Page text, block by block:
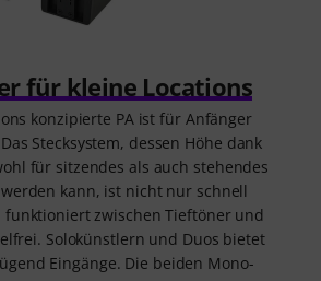
für kleine Locations
konzipierte PA ist für Anfänger
Stecksystem, dessen Höhe dank
für sitzendes als auch stehendes
kann, ist nicht nur schnell
funktioniert zwischen Tieftöner und
Solokünstlern und Duos bietet
Eingänge. Die beiden Mono-